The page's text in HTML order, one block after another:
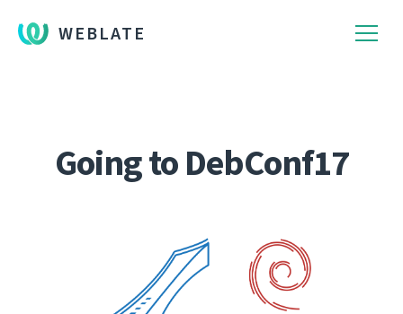
WEBLATE
Going to DebConf17